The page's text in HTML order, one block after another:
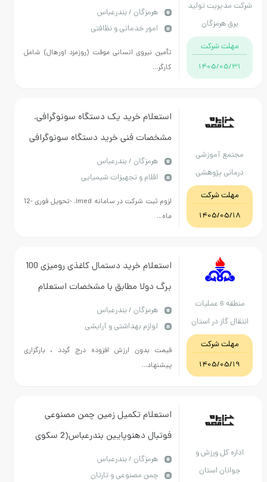
شرکت مدیریت تولید
برق هرمزگان
مهلت شرکت
1405/05/31
موقت(روزمزد اورهال)شامل کارگر
ساده،ماهر،تکنسین،کارشناس و مشاور
متخصص(سوپروایزر)تعمیرات و نگهداری
هرمزگان / بندرعباس
امور خدماتی و نظافتی
تأمین نیروی انسانی موقت (روزمزد اورهال) شامل
کارگر...
مجتمع آموزشی
درمانی پژوهشی
پیامبر اعظم ص
مهلت شرکت
1405/05/18
استعلام خرید یک دستگاه سونوگرافی.
مشخصات فنی خرید دستگاه سونوگرافی
پرتابل با قابلیت کالر داپلر
هرمزگان / بندرعباس
اقلام و تجهیزات شیمیایی
لزوم ثبت شرکت در سامانه imed. -تحویل فوری -12
ماه...
منطقه 6 عملیات
انتقال گاز در استان
هرمزگان
مهلت شرکت
1405/05/19
استعلام خرید دستمال کاغذی رومیزی 100
برگ دولا مطابق با مشخصات استعلام
پیوستیهرمزگان / بندرعباس
لوازم بهداشتی و آرایشی
قیمت بدون ارزش افزوده درج گردد ، بارگزاری
پیشنهاد...
اداره کل ورزش و
جوانان استان
استعلام تکمیل زمین چمن مصنوعی
فوتبال دهنوپایین بندرعباس(2 سکوی
تماشاچیان) طبق برآورد و مشخصات
هرمزگان / بندرعباس
چمن مصنوعی و تارتان